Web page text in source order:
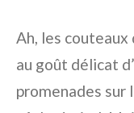
Ah, les couteaux
au goût délicat
promenades sur